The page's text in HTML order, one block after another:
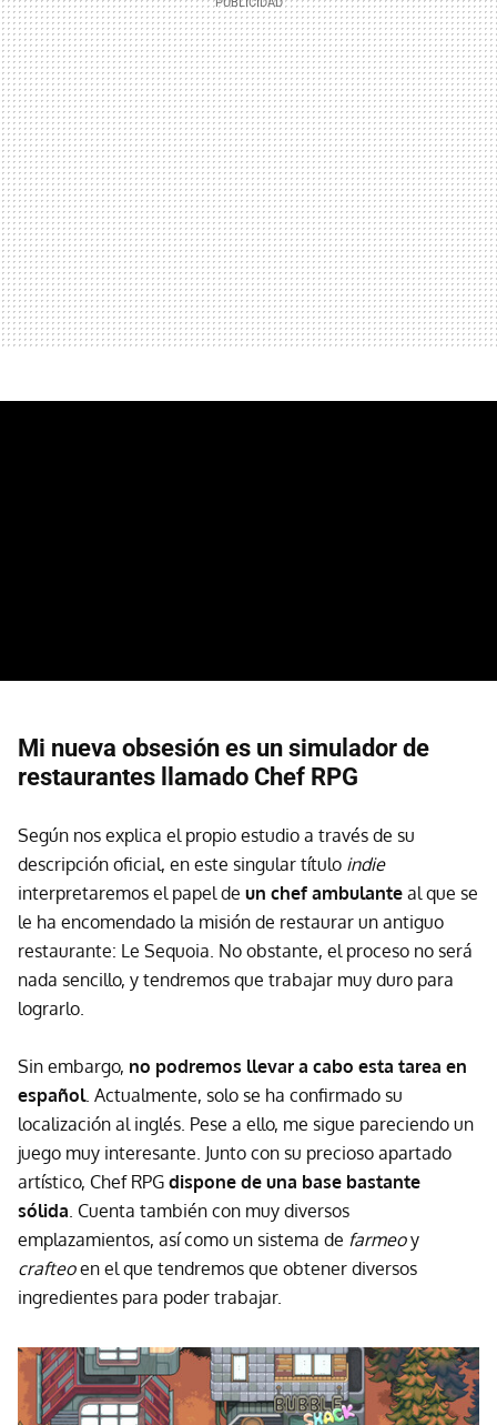
Mi nueva obsesión es un simulador de
restaurantes llamado Chef RPG
Según nos explica el propio estudio a través de su
descripción oficial, en este singular título indie
interpretaremos el papel de un chef ambulante al que se
le ha encomendado la misión de restaurar un antiguo
restaurante: Le Sequoia. No obstante, el proceso no será
nada sencillo, y tendremos que trabajar muy duro para
lograrlo.
Sin embargo, no podremos llevar a cabo esta tarea en
español. Actualmente, solo se ha confirmado su
localización al inglés. Pese a ello, me sigue pareciendo un
juego muy interesante. Junto con su precioso apartado
artístico, Chef RPG dispone de una base bastante
sólida. Cuenta también con muy diversos
emplazamientos, así como un sistema de farmeoy
crafteoen el que tendremos que obtener diversos
ingredientes para poder trabajar.